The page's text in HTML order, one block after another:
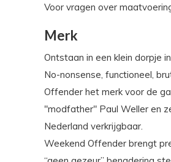
Voor vragen over
Merk
Ontstaan in een klein dorpje
No-nonsense, functioneel,
Offender het merk voor de
"modfather" Paul Weller en
Nederland verkrijgbaar.
Weekend Offender brengt